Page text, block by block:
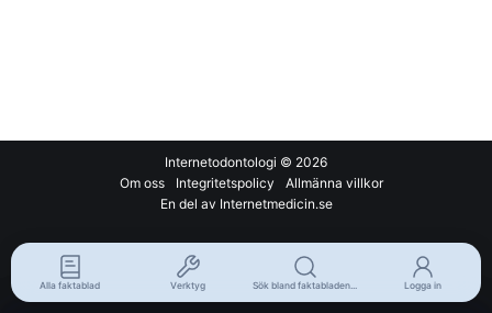
Internetodontologi © 2026
Om oss
Integritetspolicy
Allmänna villkor
En del av Internetmedicin.se
Alla faktablad Verktyg Sök bland faktabladen... Logga in